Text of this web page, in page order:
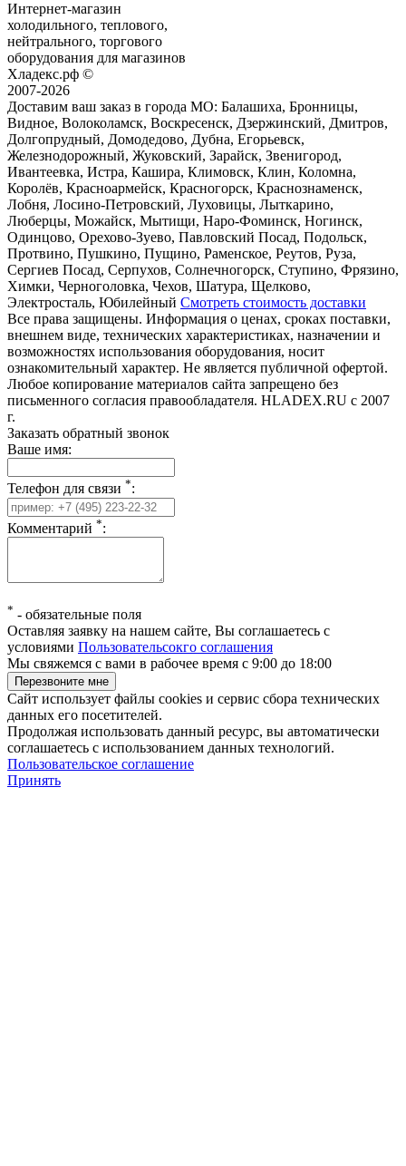
Интернет-магазин
холодильного, теплового,
нейтрального, торгового
оборудования для магазинов
Хладекс.рф ©
2007-2026
Доставим ваш заказ в города МО: Балашиха, Бронницы,
Видное, Волоколамск, Воскресенск, Дзержинский, Дмитров,
Долгопрудный, Домодедово, Дубна, Егорьевск,
Железнодорожный, Жуковский, Зарайск, Звенигород,
Ивантеевка, Истра, Кашира, Климовск, Клин, Коломна,
Королёв, Красноармейск, Красногорск, Краснознаменск,
Лобня, Лосино-Петровский, Луховицы, Лыткарино,
Люберцы, Можайск, Мытищи, Наро-Фоминск, Ногинск,
Одинцово, Орехово-Зуево, Павловский Посад, Подольск,
Протвино, Пушкино, Пущино, Раменское, Реутов, Руза,
Сергиев Посад, Серпухов, Солнечногорск, Ступино, Фрязино,
Химки, Черноголовка, Чехов, Шатура, Щелково,
Электросталь, Юбилейный Смотреть стоимость доставки
Все права защищены. Информация о ценах, сроках поставки,
внешнем виде, технических характеристиках, назначении и
возможностях использования оборудования, носит
ознакомительный характер. Не является публичной офертой.
Любое копирование материалов сайта запрещено без
письменного согласия правообладателя. HLADEX.RU c 2007
г.
Заказать обратный звонок
Ваше имя:
Телефон для связи *:
Комментарий *:
* - обязательные поля
Оставляя заявку на нашем сайте, Вы соглашаетесь с
условиями Пользовательсокго соглашения
Мы свяжемся с вами в рабочее время с 9:00 до 18:00
Сайт использует файлы cookies и сервис сбора технических
данных его посетителей.
Продолжая использовать данный ресурс, вы автоматически
соглашаетесь с использованием данных технологий.
Пользовательское соглашение
Принять